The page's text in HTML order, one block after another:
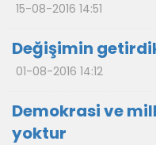
15-08-2016 14:51
Değişimin
01-08-2016 14:12
Demokrasi ve
yoktur